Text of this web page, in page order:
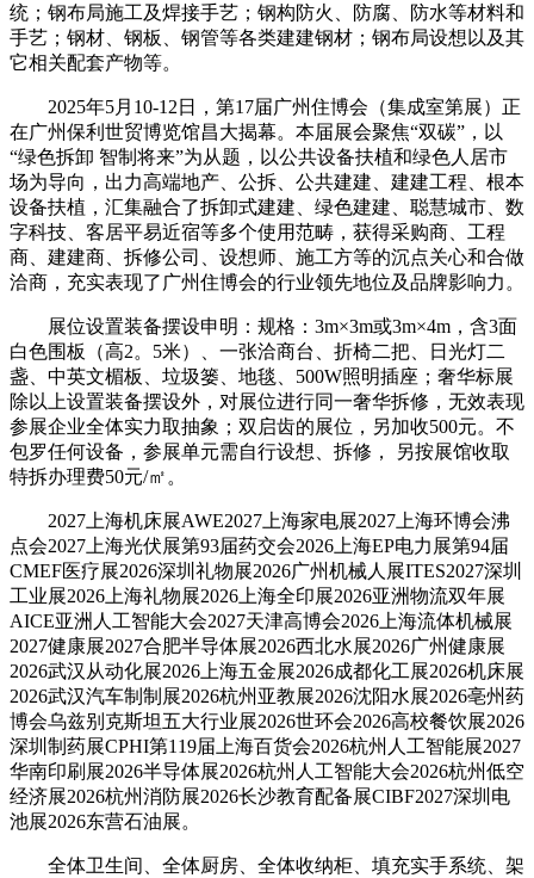
统；钢布局施工及焊接手艺；钢构防火、防腐、防水等材料和
手艺；钢材、钢板、钢管等各类建建钢材；钢布局设想以及其
它相关配套产物等。
2025年5月10-12日，第17届广州住博会（集成室第展）正
在广州保利世贸博览馆昌大揭幕。本届展会聚焦“双碳”，以
“绿色拆卸 智制将来”为从题，以公共设备扶植和绿色人居市
场为导向，出力高端地产、公拆、公共建建、建建工程、根本
设备扶植，汇集融合了拆卸式建建、绿色建建、聪慧城市、数
字科技、客居平易近宿等多个使用范畴，获得采购商、工程
商、建建商、拆修公司、设想师、施工方等的沉点关心和合做
洽商，充实表现了广州住博会的行业领先地位及品牌影响力。
展位设置装备摆设申明：规格：3m×3m或3m×4m，含3面
白色围板（高2。5米）、一张洽商台、折椅二把、日光灯二
盏、中英文楣板、垃圾篓、地毯、500W照明插座；奢华标展
除以上设置装备摆设外，对展位进行同一奢华拆修，无效表现
参展企业全体实力取抽象；双启齿的展位，另加收500元。不
包罗任何设备，参展单元需自行设想、拆修， 另按展馆收取
特拆办理费50元/㎡。
2027上海机床展AWE2027上海家电展2027上海环博会沸
点会2027上海光伏展第93届药交会2026上海EP电力展第94届
CMEF医疗展2026深圳礼物展2026广州机械人展ITES2027深圳
工业展2026上海礼物展2026上海全印展2026亚洲物流双年展
AICE亚洲人工智能大会2027天津高博会2026上海流体机械展
2027健康展2027合肥半导体展2026西北水展2026广州健康展
2026武汉从动化展2026上海五金展2026成都化工展2026机床展
2026武汉汽车制制展2026杭州亚教展2026沈阳水展2026亳州药
博会乌兹别克斯坦五大行业展2026世环会2026高校餐饮展2026
深圳制药展CPHI第119届上海百货会2026杭州人工智能展2027
华南印刷展2026半导体展2026杭州人工智能大会2026杭州低空
经济展2026杭州消防展2026长沙教育配备展CIBF2027深圳电
池展2026东营石油展。
全体卫生间、全体厨房、全体收纳柜、填充实手系统、架